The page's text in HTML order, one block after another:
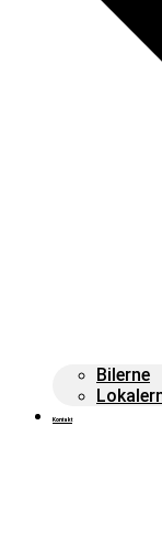
Bilerne
Kontakt